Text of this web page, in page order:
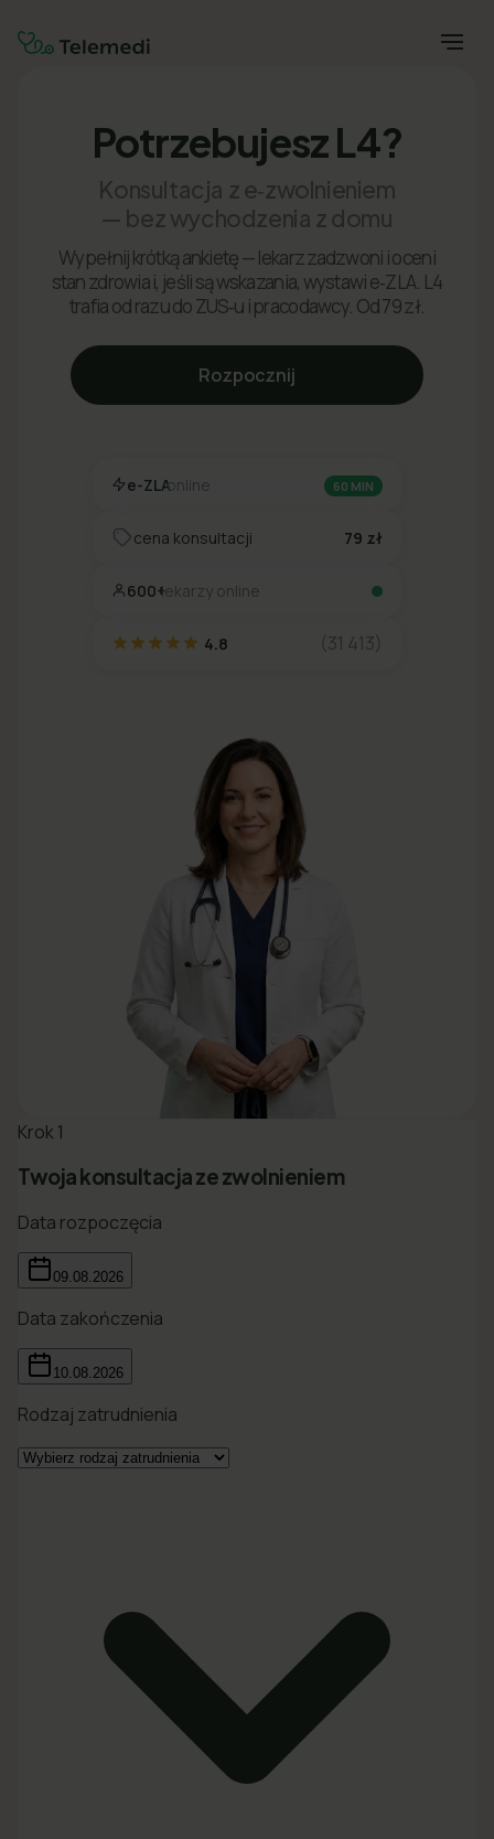
Potrzebujesz L4?
Konsultacja z e‑zwolnieniem
— bez wychodzenia z domu
Wypełnij krótką ankietę — lekarz zadzwoni i oceni
stan zdrowia i, jeśli są wskazania, wystawi e‑ZLA. L4
trafia od razu do ZUS‑u i pracodawcy. Od 79 zł.
Rozpocznij
e-ZLAonline 60 MIN
cena konsultacji 79 zł
600+lekarzy online
4.8 (31 413)